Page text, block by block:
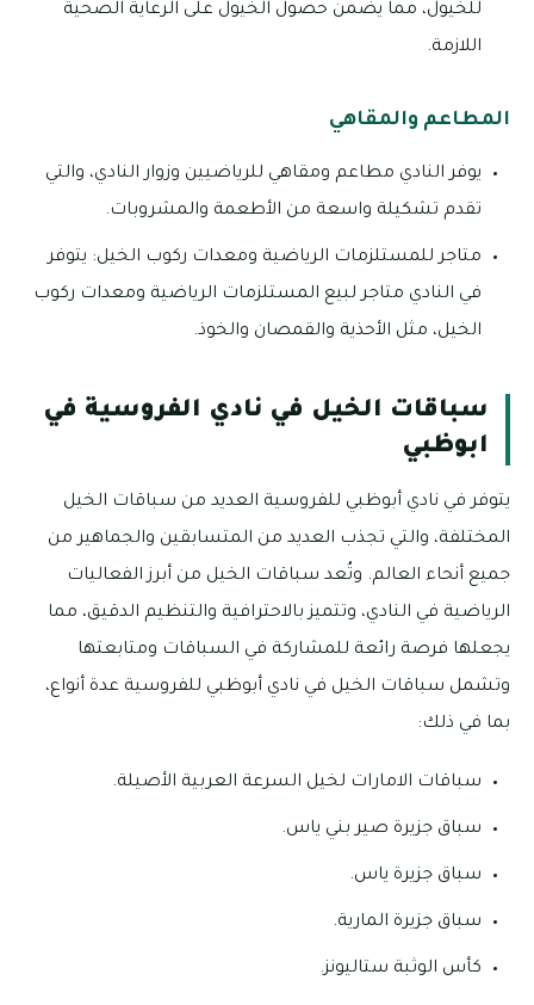
للخيول، مما يضمن حصول الخيول على الرعاية الصحية
اللازمة.
المطاعم والمقاهي
يوفر النادي مطاعم ومقاهي للرياضيين وزوار النادي، والتي
تقدم تشكيلة واسعة من الأطعمة والمشروبات.
متاجر للمستلزمات الرياضية ومعدات ركوب الخيل: يتوفر
في النادي متاجر لبيع المستلزمات الرياضية ومعدات ركوب
الخيل، مثل الأحذية والقمصان والخوذ.
سباقات الخيل في نادي الفروسية في
ابوظبي
يتوفر في نادي أبوظبي للفروسية العديد من سباقات الخيل
المختلفة، والتي تجذب العديد من المتسابقين والجماهير من
جميع أنحاء العالم. وتُعد سباقات الخيل من أبرز الفعاليات
الرياضية في النادي، وتتميز بالاحترافية والتنظيم الدقيق، مما
يجعلها فرصة رائعة للمشاركة في السباقات ومتابعتها
وتشمل سباقات الخيل في نادي أبوظبي للفروسية عدة أنواع،
بما في ذلك:
سباقات الامارات لخيل السرعة العربية الأصيلة.
سباق جزيرة صير بني ياس.
سباق جزيرة ياس.
سباق جزيرة المارية.
كأس الوثبة ستاليونز.